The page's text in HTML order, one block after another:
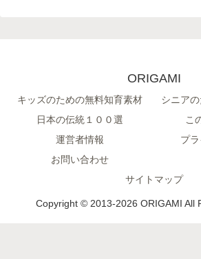
ORIGAMI
キッズのための無料知育素材
シニア
日本の伝統１００選
こ
運営者情報
プ
お問い合わせ
サイトマップ
Copyright © 2013-2026 ORIGAMI All